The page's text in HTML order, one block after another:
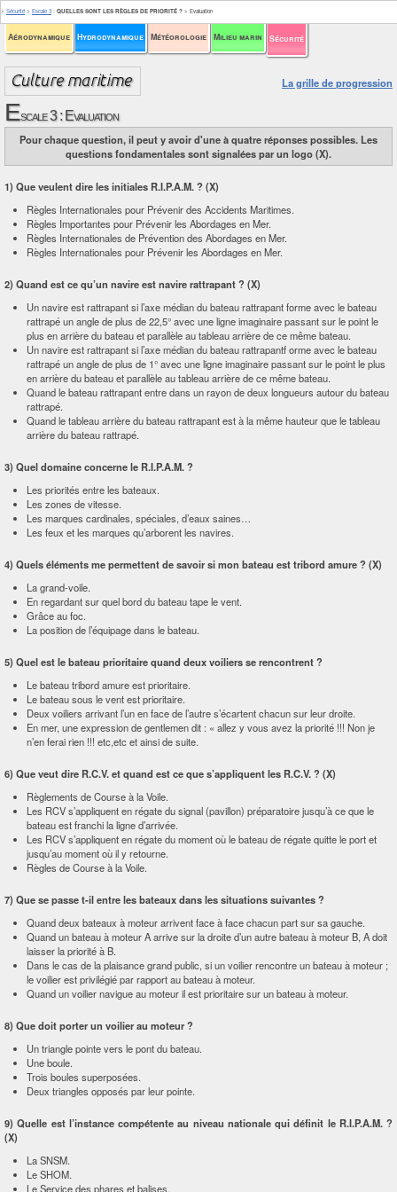
Aérodynamique Hydrodynamique Météorologie Milieu marin Sécurité
> Sécurité > Escale 3 : QUELLES SONT LES RÈGLES DE PRIORITÉ ? > Evaluation
La grille de progression
Escale 3 : Evaluation
Pour chaque question, il peut y avoir d'une à quatre réponses possibles. Les
questions fondamentales sont signalées par un logo (X).
1) Que veulent dire les initiales R.I.P.A.M. ? (X)
Règles Internationales pour Prévenir des Accidents Maritimes.
Règles Importantes pour Prévenir les Abordages en Mer.
Règles Internationales de Prévention des Abordages en Mer.
Règles Internationales pour Prévenir les Abordages en Mer.
2) Quand est ce qu’un navire est navire rattrapant ? (X)
Un navire est rattrapant si l’axe médian du bateau rattrapant forme avec le bateau
rattrapé un angle de plus de 22,5° avec une ligne imaginaire passant sur le point le
plus en arrière du bateau et parallèle au tableau arrière de ce même bateau.
Un navire est rattrapant si l’axe médian du bateau rattrapantf orme avec le bateau
rattrapé un angle de plus de 1° avec une ligne imaginaire passant sur le point le plus
en arrière du bateau et parallèle au tableau arrière de ce même bateau.
Quand le bateau rattrapant entre dans un rayon de deux longueurs autour du bateau
rattrapé.
Quand le tableau arrière du bateau rattrapant est à la même hauteur que le tableau
arrière du bateau rattrapé.
3) Quel domaine concerne le R.I.P.A.M. ?
Les priorités entre les bateaux.
Les zones de vitesse.
Les marques cardinales, spéciales, d’eaux saines…
Les feux et les marques qu’arborent les navires.
4) Quels éléments me permettent de savoir si mon bateau est tribord amure ? (X)
La grand-voile.
En regardant sur quel bord du bateau tape le vent.
Grâce au foc.
La position de l’équipage dans le bateau.
5) Quel est le bateau prioritaire quand deux voiliers se rencontrent ?
Le bateau tribord amure est prioritaire.
Le bateau sous le vent est prioritaire.
Deux voiliers arrivant l’un en face de l’autre s’écartent chacun sur leur droite.
En mer, une expression de gentlemen dit : « allez y vous avez la priorité !!! Non je
n’en ferai rien !!! etc,etc et ainsi de suite.
6) Que veut dire R.C.V. et quand est ce que s’appliquent les R.C.V. ? (X)
Règlements de Course à la Voile.
Les RCV s’appliquent en régate du signal (pavillon) préparatoire jusqu’à ce que le
bateau est franchi la ligne d’arrivée.
Les RCV s’appliquent en régate du moment où le bateau de régate quitte le port et
jusqu’au moment où il y retourne.
Règles de Course à la Voile.
7) Que se passe t-il entre les bateaux dans les situations suivantes ?
Quand deux bateaux à moteur arrivent face à face chacun part sur sa gauche.
Quand un bateau à moteur A arrive sur la droite d’un autre bateau à moteur B, A doit
laisser la priorité à B.
Dans le cas de la plaisance grand public, si un voilier rencontre un bateau à moteur ;
le voilier est privilégié par rapport au bateau à moteur.
Quand un voilier navigue au moteur il est prioritaire sur un bateau à moteur.
8) Que doit porter un voilier au moteur ?
Un triangle pointe vers le pont du bateau.
Une boule.
Trois boules superposées.
Deux triangles opposés par leur pointe.
9) Quelle est l’instance compétente au niveau nationale qui définit le R.I.P.A.M. ?
(X)
La SNSM.
Le SHOM.
Le Service des phares et balises.